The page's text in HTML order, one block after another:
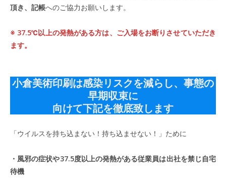
頂き、記帳へのご協力お願いします。
※ 37.5℃以上の発熱がある方は、ご入場をお断りさせていただき
ます。
小倉美術印刷は感染リスクを減らし、事態の
早期収束に
向けて下記を徹底致します
「ウイルスを持ち込まない！持ち込ませない！」ために
・風邪の症状や37.5度以上の発熱がある従業員は出社を禁じ自宅
待機